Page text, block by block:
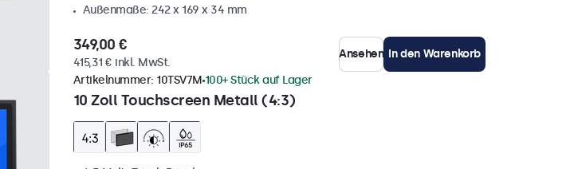
Außenmaße: 242 x 169 x 34 mm
349,00 €
415,31 € inkl. MwSt.
Ansehen In den Warenkorb
10 Zoll Touchscreen Metall (4:3)
Artikelnummer: 10TSV7M 100+ Stück auf Lager